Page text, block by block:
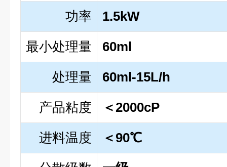
功率
1.5kW
最小处理量
60ml
处理量
60ml-15L/h
产品粘度
＜2000cP
进料温度
＜90℃